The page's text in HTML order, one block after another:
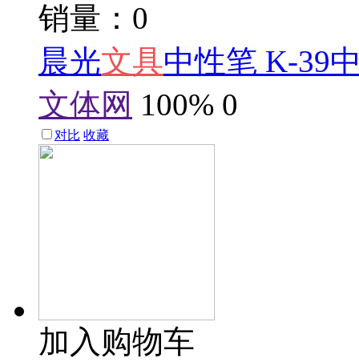
销量：0
晨光文具中性笔 K-39
文体网 100% 0
对比 收藏
加入购物车